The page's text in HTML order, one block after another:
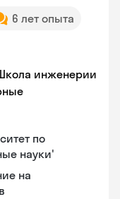
6 лет опыта
инженерии
по
науки'
на